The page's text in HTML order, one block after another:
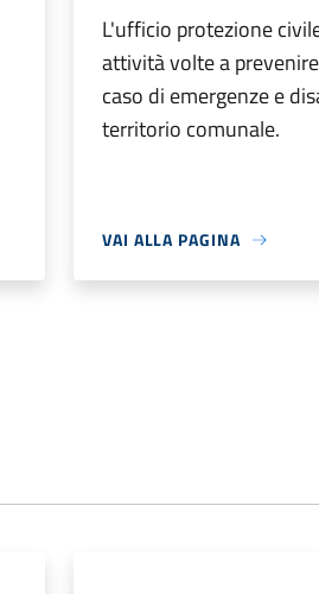
L'ufficio protezione
attività volte a
caso di emergenze e
territorio comunale.
VAI ALLA PAGINA